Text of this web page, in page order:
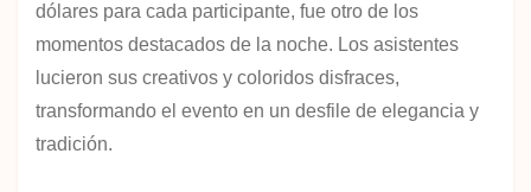
dólares para cada participante, fue otro de los
momentos destacados de la noche. Los asistentes
lucieron sus creativos y coloridos disfraces,
transformando el evento en un desfile de elegancia y
tradición.